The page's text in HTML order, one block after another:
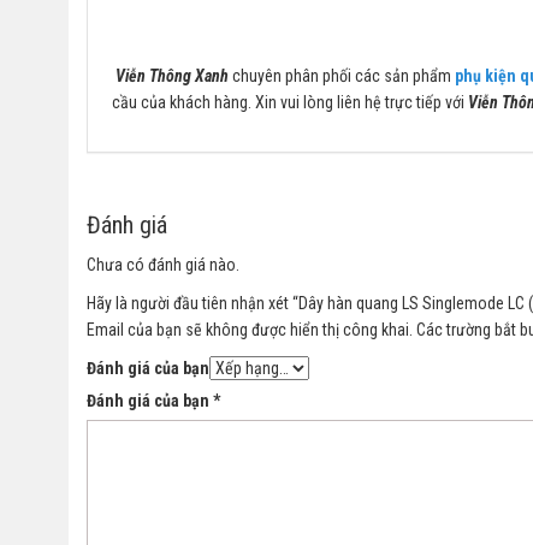
Viễn Thông Xanh chuyên phân phối các sản phẩm phụ kiện
cầu của khách hàng. Xin vui lòng liên hệ trực tiếp với Viễn
Đánh giá
Chưa có đánh giá nào.
Hãy là người đầu tiên nhận xét “Dây hàn quang LS Singlemode LC
Email của bạn sẽ không được hiển thị công khai. Các trường bắt
Đánh giá của bạn
Đánh giá của bạn *